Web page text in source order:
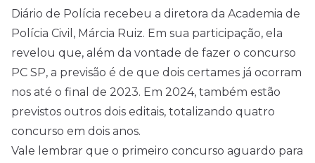
Diário de Polícia recebeu a diretora da Academia de
Polícia Civil, Márcia Ruiz. Em sua participação, ela
revelou que, além da vontade de fazer o concurso
PC SP, a previsão é de que dois certames já ocorram
nos até o final de 2023. Em 2024, também estão
previstos outros dois editais, totalizando quatro
concurso em dois anos.
Vale lembrar que o primeiro concurso aguardo para